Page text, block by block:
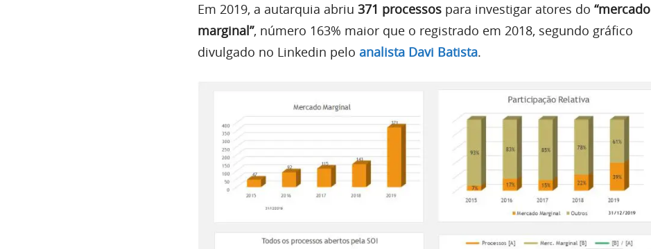
Em 2019, a autarquia abriu 371 processos para investigar atores do “mercado
marginal”, número 163% maior que o registrado em 2018, segundo gráfico
divulgado no Linkedin pelo analista Davi Batista.